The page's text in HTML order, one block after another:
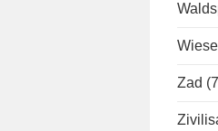
Zad